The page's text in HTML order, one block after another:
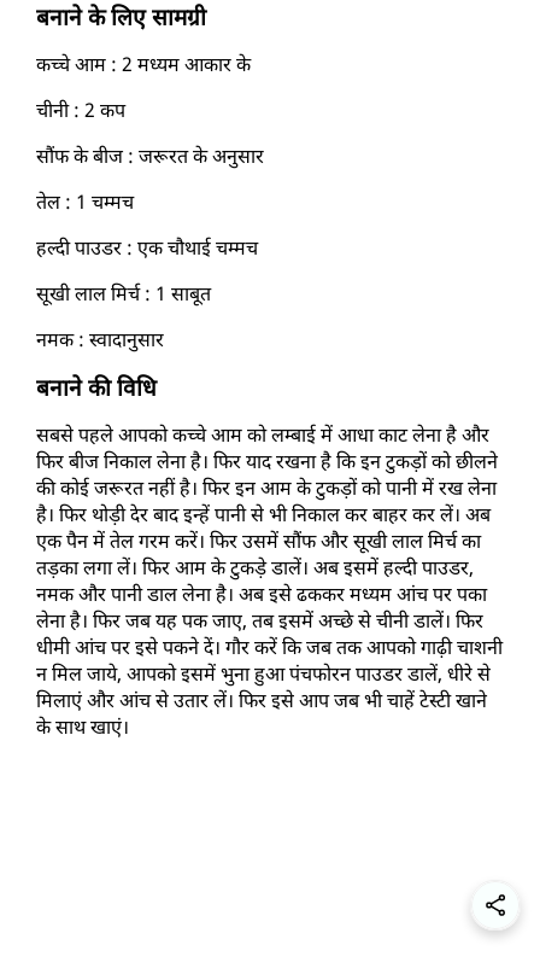
बनाने के लिए सामग्री
कच्चे आम : 2 मध्यम आकार के
चीनी : 2 कप
सौंफ के बीज : जरूरत के अनुसार
तेल : 1 चम्मच
हल्दी पाउडर : एक चौथाई चम्मच
सूखी लाल मिर्च : 1 साबूत
नमक : स्वादानुसार
बनाने की विधि
सबसे पहले आपको कच्चे आम को लम्बाई में आधा काट लेना है और
फिर बीज निकाल लेना है। फिर याद रखना है कि इन टुकड़ों को छीलने
की कोई जरूरत नहीं है। फिर इन आम के टुकड़ों को पानी में रख लेना
है। फिर थोड़ी देर बाद इन्हें पानी से भी निकाल कर बाहर कर लें। अब
एक पैन में तेल गरम करें। फिर उसमें सौंफ और सूखी लाल मिर्च का
तड़का लगा लें। फिर आम के टुकड़े डालें। अब इसमें हल्दी पाउडर,
नमक और पानी डाल लेना है। अब इसे ढककर मध्यम आंच पर पका
लेना है। फिर जब यह पक जाए, तब इसमें अच्छे से चीनी डालें। फिर
धीमी आंच पर इसे पकने दें। गौर करें कि जब तक आपको गाढ़ी चाशनी
न मिल जाये, आपको इसमें भुना हुआ पंचफोरन पाउडर डालें, धीरे से
मिलाएं और आंच से उतार लें। फिर इसे आप जब भी चाहें टेस्टी खाने
के साथ खाएं।